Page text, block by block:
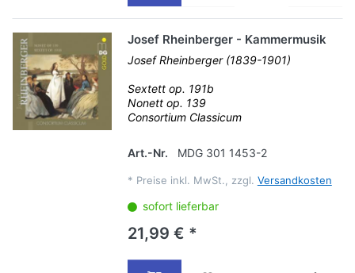
Josef Rheinberger - Kammermusik
Josef Rheinberger (1839-1901)
Sextett op. 191b
Nonett op. 139
Consortium Classicum
Art.-Nr. MDG 301 1453-2
* Preise inkl. MwSt., zzgl. Versandkosten
sofort lieferbar
21,99 € *